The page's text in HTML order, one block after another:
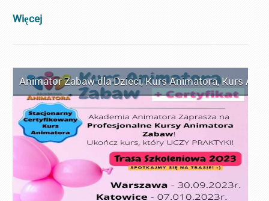
Więcej
Animator Zabaw dla Dzieci,Kurs Animatora,Kurs